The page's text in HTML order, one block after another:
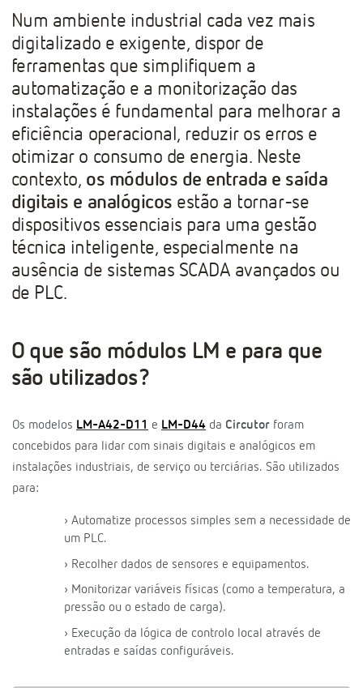
Num ambiente industrial cada vez mais
digitalizado e exigente, dispor de
ferramentas que simplifiquem a
automatização e a monitorização das
instalações é fundamental para melhorar a
eficiência operacional, reduzir os erros e
otimizar o consumo de energia. Neste
contexto, os módulos de entrada e saída
digitais e analógicos estão a tornar-se
dispositivos essenciais para uma gestão
técnica inteligente, especialmente na
ausência de sistemas SCADA avançados ou
de PLC.
O que são módulos LM e para que
são utilizados?
Os modelos LM-A42-D11 e LM-D44 da Circutor foram
concebidos para lidar com sinais digitais e analógicos em
instalações industriais, de serviço ou terciárias. São utilizados
para:
› Automatize processos simples sem a necessidade de
um PLC.
› Recolher dados de sensores e equipamentos.
› Monitorizar variáveis físicas (como a temperatura, a
pressão ou o estado de carga).
› Execução da lógica de controlo local através de
entradas e saídas configuráveis.